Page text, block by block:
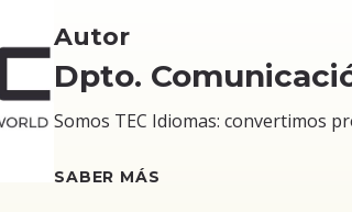
Autor
Dpto.
Somos TEC Idiomas: convertimos
SABER MÁS